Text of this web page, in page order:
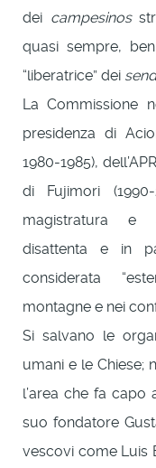
dei campesinos
quasi sempre,
“liberatrice” dei
La Commissione
presidenza di
1980-1985),
di Fujimori
magistratura e
disattenta e in
considerata
montagne e nei
Si salvano le
umani e le Chiese;
l’area che fa capo
suo fondatore
vescovi come Luis